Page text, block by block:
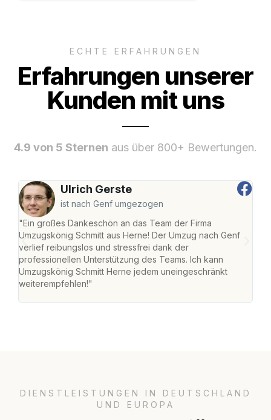
ECHTE ERFAHRUNGEN
Erfahrungen unserer
Kunden mit uns
4.9 von 5 Sternen aus über 800+ Bewertungen.
Ulrich Gerste
ist nach Genf umgezogen
"Ein großes Dankeschön an das Team der Firma
Umzugskönig Schmitt aus Herne! Der Umzug nach Genf
verlief reibungslos und stressfrei dank der
professionellen Unterstützung des Teams. Ich kann
Umzugskönig Schmitt Herne jedem uneingeschränkt
weiterempfehlen!"
DIENSTLEISTUNGEN IN DEUTSCHLAND
UND EUROPA